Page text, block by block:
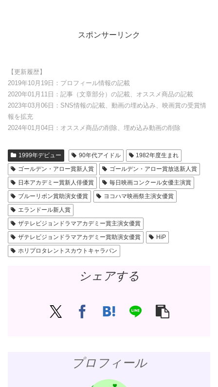
スポンサーリンク
【更新履歴】
2019年10月19日：プロフィール情報の記載
2020年01月11日：記事（文章部分）の記載、オススメ商品の記載
2023年03月06日：SNS情報の記載、動画の埋め込み、映画賞の受賞情
報を拡充
2024年01月04日：オススメ商品の削除、埋め込み動画の削除
1999年デビュー 90年代アイドル
1982年度生まれ
ゴールデン・アロー賞新人賞
ゴールデン・アロー賞放送新人賞
日本アカデミー賞新人俳優賞
毎日映画コンクール女優主演賞
ブルーリボン賞助演女優賞
ヨコハマ映画祭主演女優賞
エランドール新人賞
ザテレビジョンドラマアカデミー賞主演女優賞
ザテレビジョンドラマアカデミー賞助演女優賞
HiP
ホリプロタレントスカウトキャラバン
シェアする
プロフィール